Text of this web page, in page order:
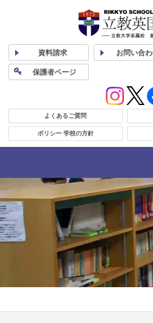
資料請求 お問い合
保護者ページ
よくあるご質問
ポリシー 学校の方針